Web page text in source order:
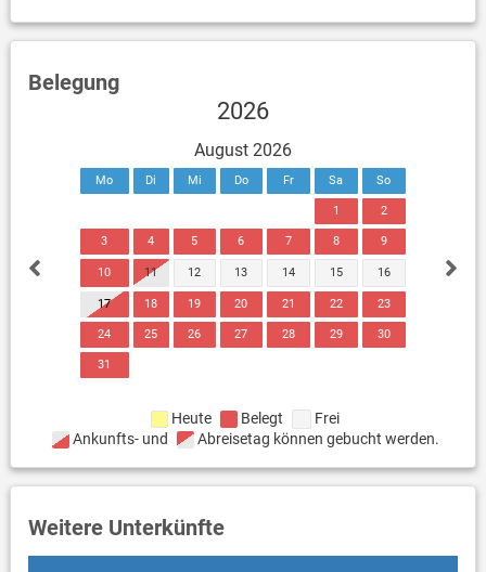
Belegung
2026
August 2026
Mo Di Mi Do Fr Sa So
1 2
3 4 5 6 7 8 9
10 11 12 13 14 15 16
17 18 19 20 21 22 23
24 25 26 27 28 29 30
31
Heute Belegt
Frei
Ankunfts- und
Abreisetag können gebucht werden.
Weitere Unterkünfte